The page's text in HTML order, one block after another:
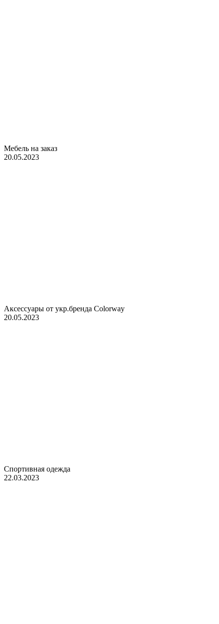
Мебель на заказ
20.05.2023
Аксессуары от укр.бренда Colorway
20.05.2023
Спортивная одежда
22.03.2023